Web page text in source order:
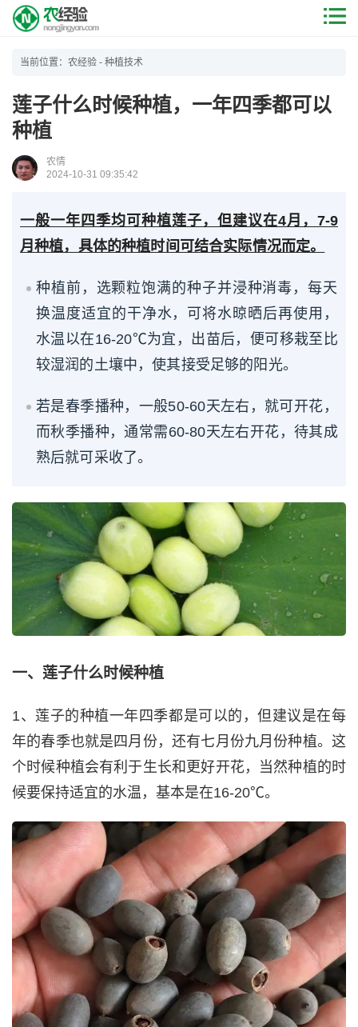
当前位置： 农经验 - 种植技术
莲子什么时候种植，一年四季都可以
种植
农情
2024-10-31 09:35:42
一般一年四季均可种植莲子，但建议在4月，7-9
月种植，具体的种植时间可结合实际情况而定。
种植前，选颗粒饱满的种子并浸种消毒，每天
换温度适宜的干净水，可将水晾晒后再使用，
水温以在16-20℃为宜，出苗后，便可移栽至比
较湿润的土壤中，使其接受足够的阳光。
若是春季播种，一般50-60天左右，就可开花，
而秋季播种，通常需60-80天左右开花，待其成
熟后就可采收了。
一、莲子什么时候种植
1、莲子的种植一年四季都是可以的，但建议是在每
年的春季也就是四月份，还有七月份九月份种植。这
个时候种植会有利于生长和更好开花，当然种植的时
候要保持适宜的水温，基本是在16-20℃。